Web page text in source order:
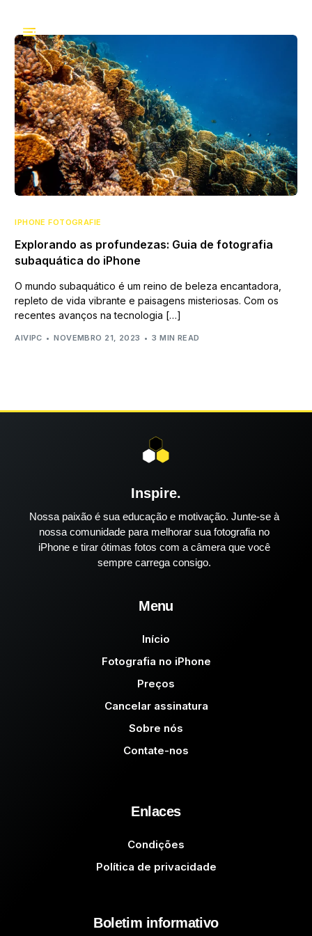
IPHONE FOTOGRAFIE
Explorando as profundezas: Guia de fotografia
subaquática do iPhone
O mundo subaquático é um reino de beleza encantadora,
repleto de vida vibrante e paisagens misteriosas. Com os
recentes avanços na tecnologia […]
AIVIPC NOVEMBRO 21, 2023 3 MIN READ
Inspire.
Nossa paixão é sua educação e motivação. Junte-se à
nossa comunidade para melhorar sua fotografia no
iPhone e tirar ótimas fotos com a câmera que você
sempre carrega consigo.
Menu
Início
Fotografia no iPhone
Preços
Cancelar assinatura
Sobre nós
Contate-nos
Enlaces
Condições
Política de privacidade
Boletim informativo